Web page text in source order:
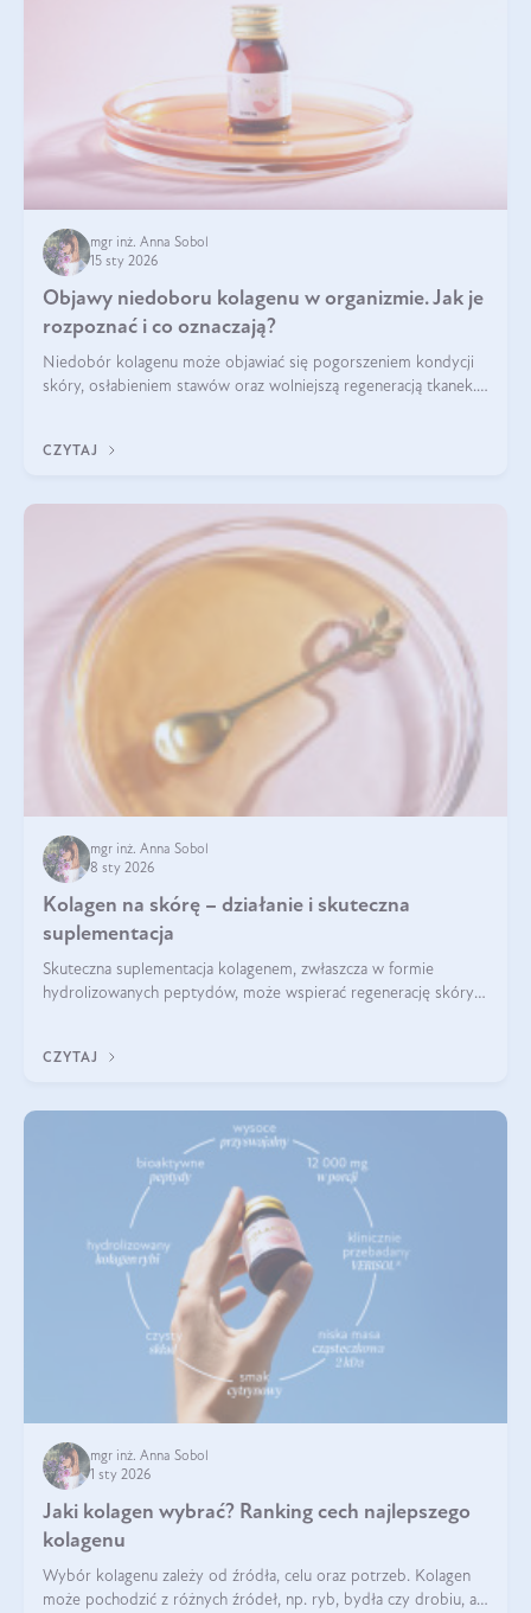
mgr inż. Anna Sobol
15 sty 2026
Objawy niedoboru kolagenu w organizmie. Jak je
rozpoznać i co oznaczają?
Niedobór kolagenu może objawiać się pogorszeniem kondycji
skóry, osłabieniem stawów oraz wolniejszą regeneracją tkanek.
osłabienie włosów.
CZYTAJ
mgr inż. Anna Sobol
8 sty 2026
Kolagen na skórę – działanie i skuteczna
suplementacja
Skuteczna suplementacja kolagenem, zwłaszcza w formie
hydrolizowanych peptydów, może wspierać regenerację skóry i
CZYTAJ
mgr inż. Anna Sobol
1 sty 2026
Jaki kolagen wybrać? Ranking cech najlepszego
kolagenu
Wybór kolagenu zależy od źródła, celu oraz potrzeb. Kolagen
może pochodzić z różnych źródeł, np. ryb, bydła czy drobiu, a